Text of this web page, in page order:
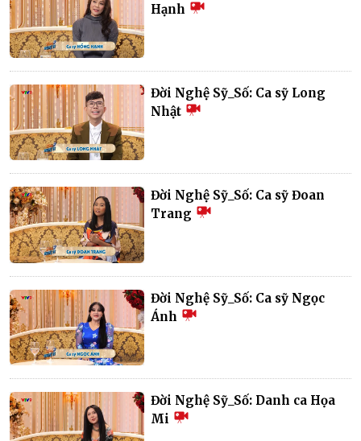
Hạnh
Đời Nghệ Sỹ_Số: Ca sỹ Long
Nhật
Đời Nghệ Sỹ_Số: Ca sỹ Đoan
Trang
Đời Nghệ Sỹ_Số: Ca sỹ Ngọc
Ánh
Đời Nghệ Sỹ_Số: Danh ca Họa
Mi